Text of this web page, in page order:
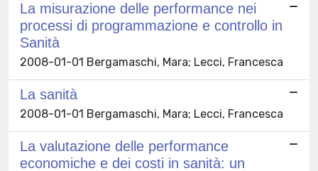
La misurazione delle performance nei
processi di programmazione e controllo in
Sanità
2008-01-01 Bergamaschi, Mara; Lecci, Francesca
La sanità
2008-01-01 Bergamaschi, Mara; Lecci, Francesca
La valutazione delle performance
economiche e dei costi in sanità: un